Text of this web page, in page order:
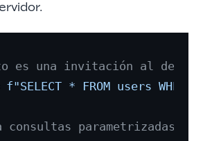
es una invitación al
f"SELECT * FROM users
consultas parametrizadas